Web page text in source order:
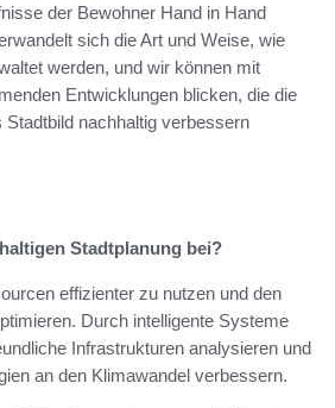
der Bewohner Hand in Hand
sich die Art und Weise, wie
werden, und wir können mit
Entwicklungen blicken, die die
Stadtbild nachhaltig verbessern
Stadtplanung bei?
effizienter zu nutzen und den
Durch intelligente Systeme
Infrastrukturen analysieren und
an den Klimawandel verbessern.